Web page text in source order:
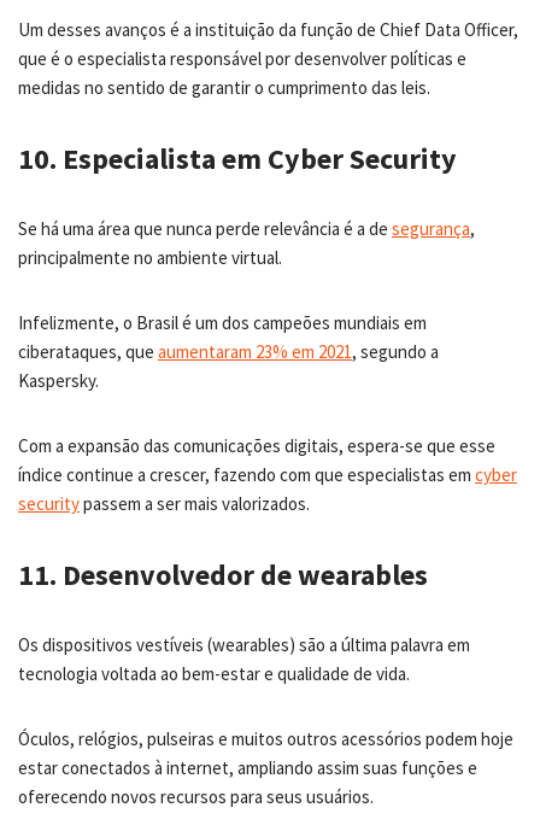
Um desses avanços é a instituição da função de Chief Data Officer,
que é o especialista responsável por desenvolver políticas e
medidas no sentido de garantir o cumprimento das leis.
10. Especialista em Cyber Security
Se há uma área que nunca perde relevância é a de segurança,
principalmente no ambiente virtual.
Infelizmente, o Brasil é um dos campeões mundiais em
ciberataques, que aumentaram 23% em 2021, segundo a
Kaspersky.
Com a expansão das comunicações digitais, espera-se que esse
índice continue a crescer, fazendo com que especialistas em cyber
securitypassem a ser mais valorizados.
11. Desenvolvedor de wearables
Os dispositivos vestíveis (wearables) são a última palavra em
tecnologia voltada ao bem-estar e qualidade de vida.
Óculos, relógios, pulseiras e muitos outros acessórios podem hoje
estar conectados à internet, ampliando assim suas funções e
oferecendo novos recursos para seus usuários.